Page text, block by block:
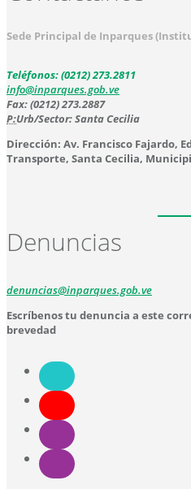
Sede Principal de Inparques
Teléfonos: (0212) 273.2811
info@inparques.gob.ve
Fax: (0212) 273.2887
P:Urb/Sector: Santa Cecilia
Dirección: Av. Francisco Fajardo,
Transporte, Santa Cecilia,
Denuncias
denuncias@inparques.gob.ve
Escríbenos tu denuncia a este
brevedad